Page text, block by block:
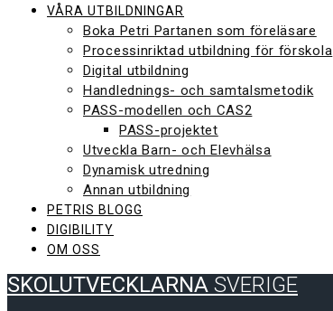
VÅRA UTBILDNINGAR
Boka Petri Partanen som föreläsare
Processinriktad utbildning för förskola
Digital utbildning
Handlednings- och samtalsmetodik
PASS-modellen och CAS2
PASS-projektet
Utveckla Barn- och Elevhälsa
Dynamisk utredning
Annan utbildning
PETRIS BLOGG
DIGIBILITY
OM OSS
SKOLUTVECKLARNA SVERIGE